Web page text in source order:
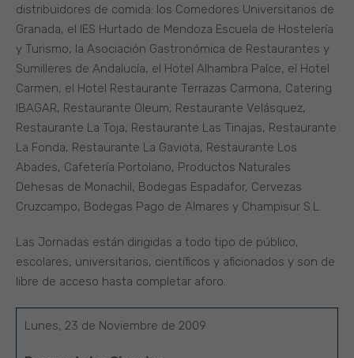
distribuidores de comida: los Comedores Universitarios de
Granada, el IES Hurtado de Mendoza Escuela de Hostelería
y Turismo, la Asociación Gastronómica de Restaurantes y
Sumilleres de Andalucía, el Hotel Alhambra Palce, el Hotel
Carmen, el Hotel Restaurante Terrazas Carmona, Catering
IBAGAR, Restaurante Oleum, Restaurante Velásquez,
Restaurante La Toja, Restaurante Las Tinajas, Restaurante
La Fonda, Restaurante La Gaviota, Restaurante Los
Abades, Cafetería Portolano, Productos Naturales
Dehesas de Monachil, Bodegas Espadafor, Cervezas
Cruzcampo, Bodegas Pago de Almares y Champisur S.L.
Las Jornadas están dirigidas a todo tipo de público,
escolares, universitarios, científicos y aficionados y son de
libre de acceso hasta completar aforo.
Lunes, 23 de Noviembre de 2009